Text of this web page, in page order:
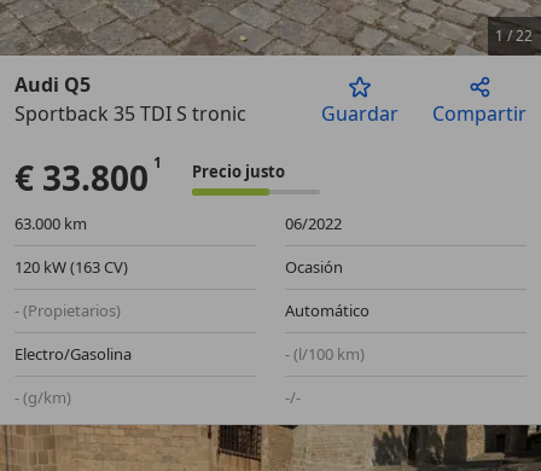
Anterior
1 /22
Audi Q5
Sportback 35 TDI S tronic
Guardar Compartir
€ 33.800 Precio justo
63.000 km
06/2022
120 kW (163 CV)
Ocasión
- (Propietarios)
Automático
Electro/Gasolina
- (l/100 km)
- (g/km)
-/-